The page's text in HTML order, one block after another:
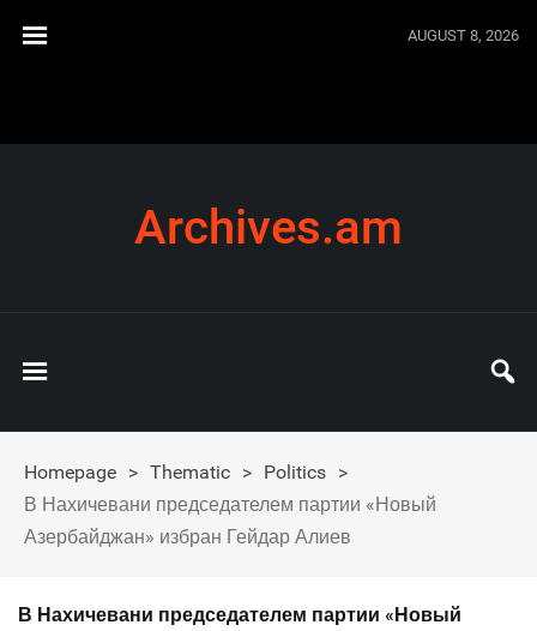
AUGUST 8, 2026
Archives.am
Homepage > Thematic > Politics >
В Нахичевани председателем партии «Новый
Азербайджан» избран Гейдар Алиев
В Нахичевани председателем партии «Новый